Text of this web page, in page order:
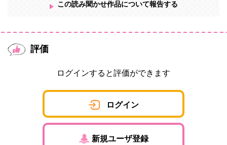
この読み聞かせ作品について報告する
評価
ログインすると評価ができます
ログイン
新規ユーザ登録